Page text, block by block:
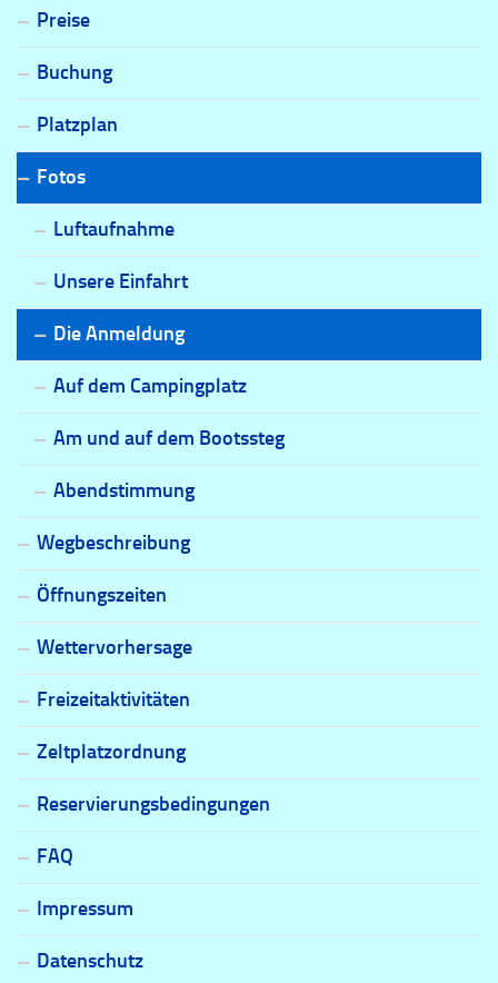
Preise
Buchung
Platzplan
Fotos
Luftaufnahme
Unsere Einfahrt
Die Anmeldung
Auf dem Campingplatz
Am und auf dem Bootssteg
Abendstimmung
Wegbeschreibung
Öffnungszeiten
Wettervorhersage
Freizeitaktivitäten
Zeltplatzordnung
Reservierungsbedingungen
FAQ
Impressum
Datenschutz